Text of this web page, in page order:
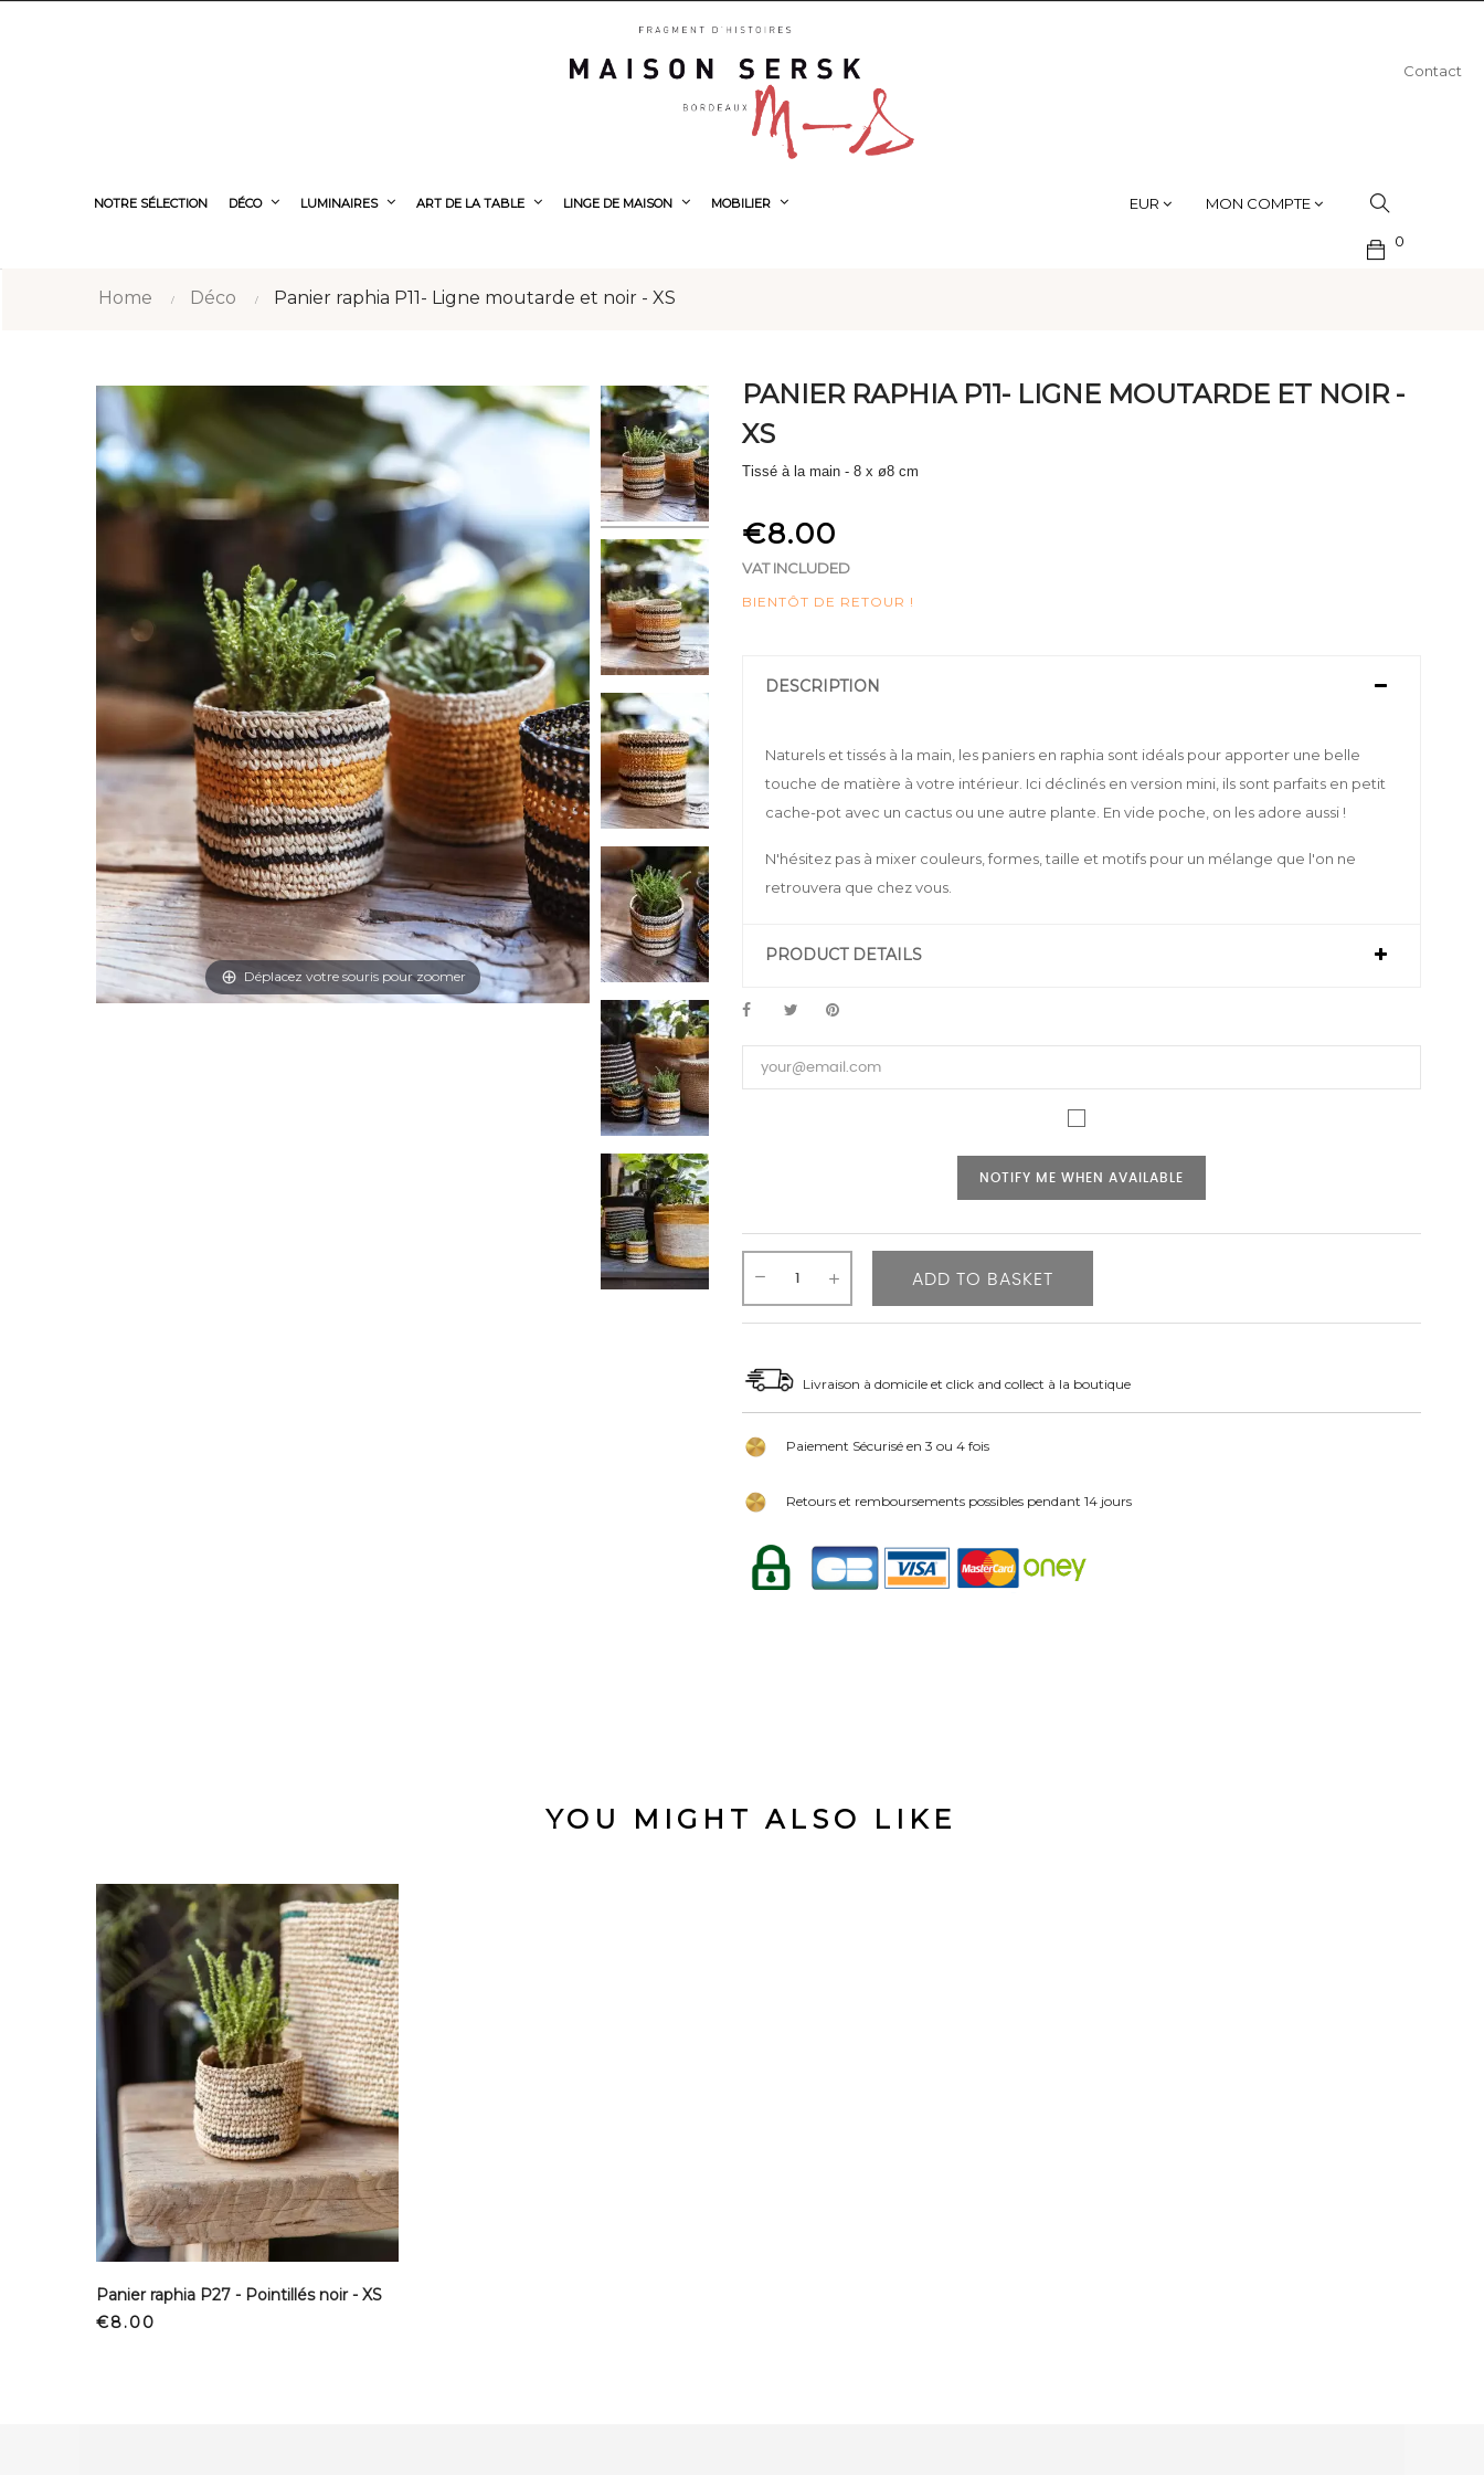
Contact
NOTRE SÉLECTION DÉCO LUMINAIRES ART DE LA TABLE LINGE DE MAISON MOBILIER EUR MON COMPTE
0
Home Déco Panier raphia P11- Ligne moutarde et noir - XS
Déplacez votre souris pour zoomer
PANIER RAPHIA P11- LIGNE MOUTARDE ET NOIR -
XS
Tissé à la main - 8 x ø8 cm
€8.00
VAT INCLUDED
BIENTÔT DE RETOUR !
DESCRIPTION
Naturels et tissés à la main, les paniers en raphia sont idéals pour apporter une belle
touche de matière à votre intérieur. Ici déclinés en version mini, ils sont parfaits en petit
cache-pot avec un cactus ou une autre plante. En vide poche, on les adore aussi !
N'hésitez pas à mixer couleurs, formes, taille et motifs pour un mélange que l'on ne
retrouvera que chez vous.
PRODUCT DETAILS
NOTIFY ME WHEN AVAILABLE
ADD TO BASKET
Livraison à domicile et click and collect à la boutique
Paiement Sécurisé en 3 ou 4 fois
Retours et remboursements possibles pendant 14 jours
YOU MIGHT ALSO LIKE
Panier raphia P27 - Pointillés noir - XS
Price
€8.00